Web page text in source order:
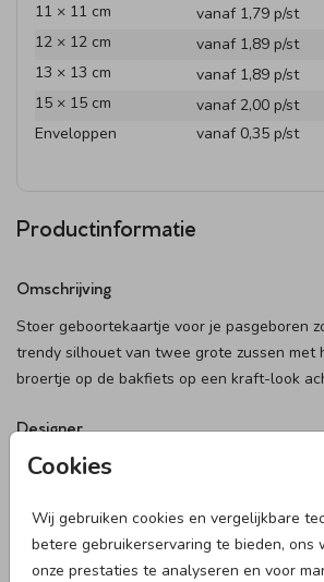
Cookies
Wij gebruiken cookies en vergelijkbare
betere gebruikerservaring te bieden, ons
onze prestaties te analyseren en voor
11 × 11 cm
vanaf 1,79 p/st
12 × 12 cm
vanaf 1,89 p/st
13 × 13 cm
vanaf 1,89 p/st
15 × 15 cm
vanaf 2,00 p/st
Enveloppen
vanaf 0,35 p/st
Productinformatie
Omschrijving
Stoer geboortekaartje voor je pasgeboren
trendy silhouet van twee grote zussen met
broertje op de bakfiets op een kraft-look
Designer
Anet illustratie
Collectie
Broertje